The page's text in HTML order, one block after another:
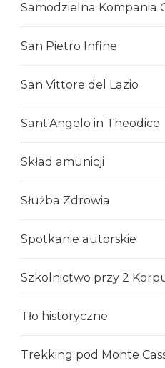
Samodzielna Kompania
San Pietro Infine
San Vittore del Lazio
Sant'Angelo in Theodice
Skład amunicji
Służba Zdrowia
Spotkanie autorskie
Szkolnictwo przy 2
Tło historyczne
Trekking pod Monte